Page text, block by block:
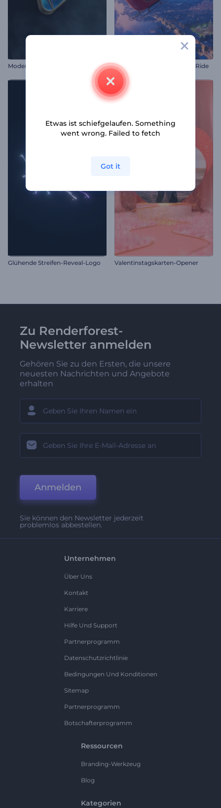
Modernes futuristisches Intro Einleitung zu Santa's Xmas Ride
Glühende Streifen-Reveal-Logo Valentinstagskarten-Opener
Zu Renderforest-
Newsletter anmelden
Gehören Sie zu den Ersten, die unsere
neuesten Nachrichten und Angebote
erhalten
Anmelden
Sie können den Newsletter jederzeit
problemlos abbestellen.
Unternehmen
Über Uns
Kontakt
Karriere
Hilfe Und Support
Partnerprogramm
Datenschutzrichtlinie
Bedingungen Und Konditionen
Sitemap
Partnerprogramm
Botschafterprogramm
Ressourcen
Branding-Werkzeug
Blog
Kategorien
Etwas ist schiefgelaufen. Something
went wrong. Failed to fetch
Got it